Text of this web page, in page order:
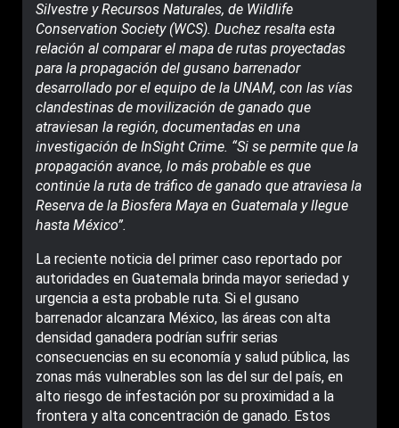
Silvestre y Recursos Naturales, de Wildlife
Conservation Society (WCS). Duchez resalta esta
relación al comparar el mapa de rutas proyectadas
para la propagación del gusano barrenador
desarrollado por el equipo de la UNAM, con las vías
clandestinas de movilización de ganado que
atraviesan la región, documentadas en una
investigación de InSight Crime. “Si se permite que la
propagación avance, lo más probable es que
continúe la ruta de tráfico de ganado que atraviesa la
Reserva de la Biosfera Maya en Guatemala y llegue
hasta México”.
La reciente noticia del primer caso reportado por
autoridades en Guatemala brinda mayor seriedad y
urgencia a esta probable ruta. Si el gusano
barrenador alcanzara México, las áreas con alta
densidad ganadera podrían sufrir serias
consecuencias en su economía y salud pública, las
zonas más vulnerables son las del sur del país, en
alto riesgo de infestación por su proximidad a la
frontera y alta concentración de ganado. Estos